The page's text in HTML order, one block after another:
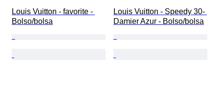
Louis Vuitton - favorite -
Bolso/bolsa
Louis Vuitton - Speedy 30-
Damier Azur - Bolso/bolsa